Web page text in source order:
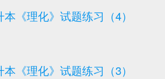
《理化》试题练习（4）
《理化》试题练习（3）